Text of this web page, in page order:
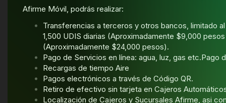
Afirme Móvil, podrás realizar:
Transferencias a terceros y otros bancos, limitado
1,500 UDIS diarias (Aproximadamente $9,000
(Aproximadamente $24,000 pesos).
Pago de Servicios en línea: agua, luz, gas etc.Pago
Recargas de tiempo Aire
Pagos electrónicos a través de Código QR.
Retiro de efectivo sin tarjeta en Cajeros
Localización de Cajeros y Sucursales Afirme, asi